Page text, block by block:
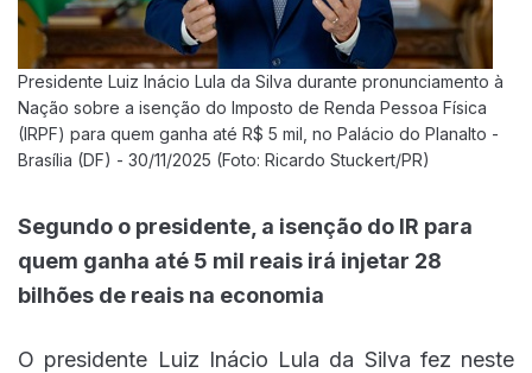
Presidente Luiz Inácio Lula da Silva durante pronunciamento à
Nação sobre a isenção do Imposto de Renda Pessoa Física
(IRPF) para quem ganha até R$ 5 mil, no Palácio do Planalto -
Brasília (DF) - 30/11/2025 (Foto: Ricardo Stuckert/PR)
Segundo o presidente, a isenção do IR para
quem ganha até 5 mil reais irá injetar 28
bilhões de reais na economia
O presidente Luiz Inácio Lula da Silva fez neste